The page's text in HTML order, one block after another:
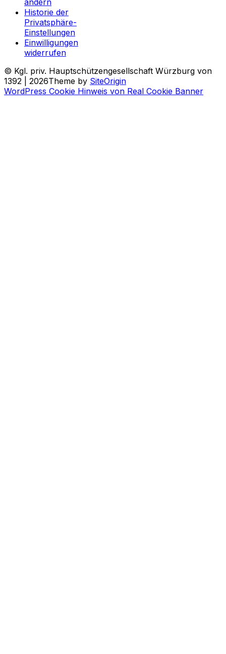
Historie der
Privatsphäre-
Einstellungen
Einwilligungen
widerrufen
© Kgl. priv. Hauptschützengesellschaft Würzburg von
1392 | 2026Theme by SiteOrigin
WordPress Cookie Hinweis von Real Cookie Banner